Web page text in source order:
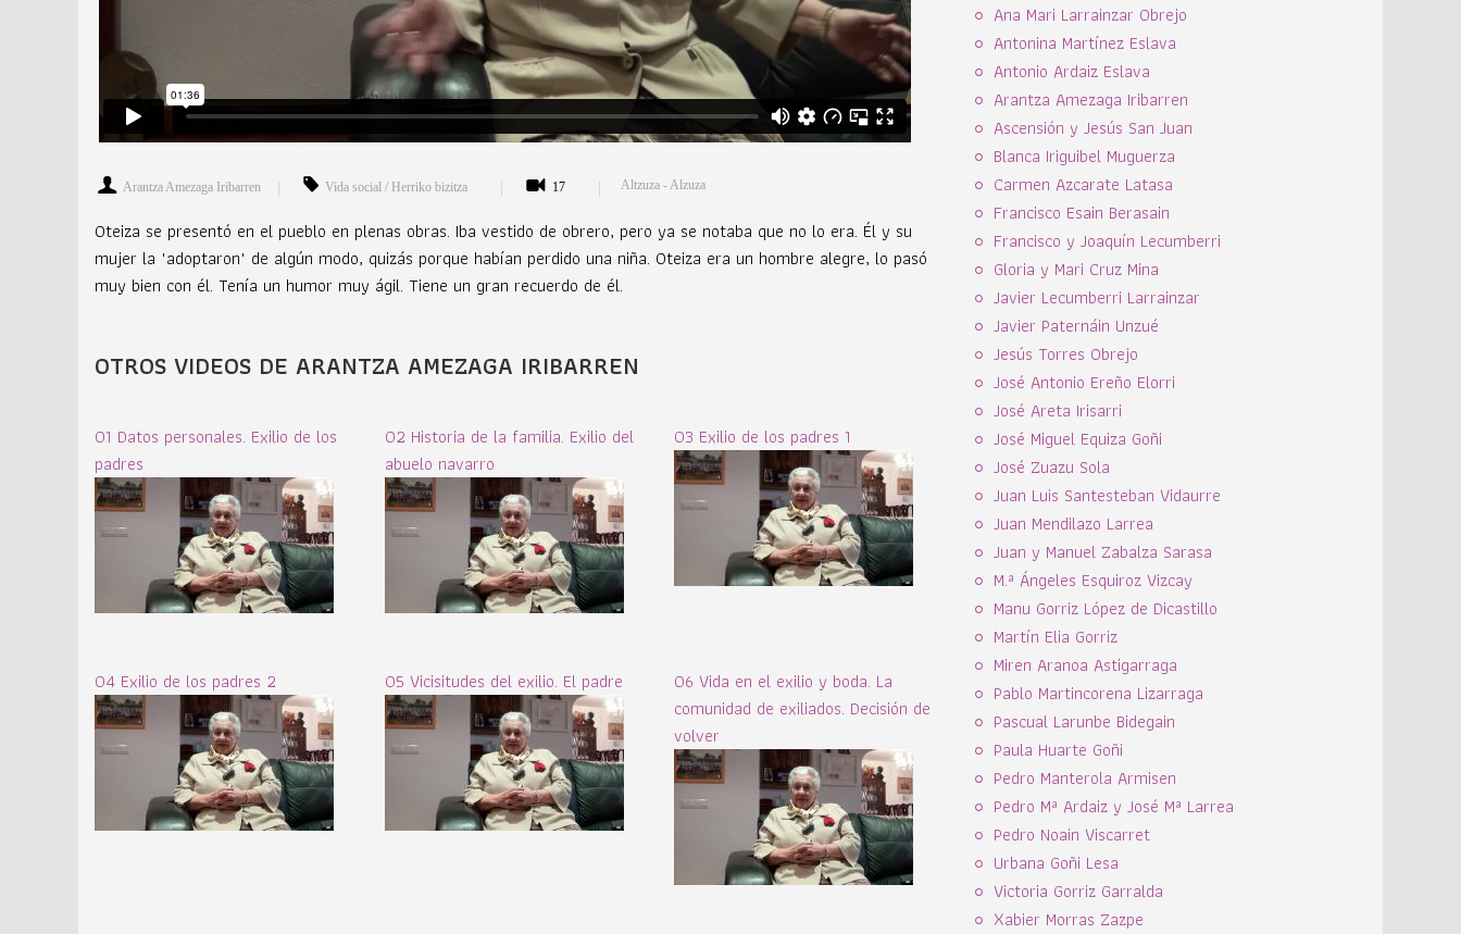
Arantza Amezaga Iribarren Vida social / Herriko bizitza 17 Altzuza - Alzuza
Oteiza se presentó en el pueblo en plenas obras. Iba vestido de obrero, pero ya se notaba que no lo era. Él y su
mujer la "adoptaron" de algún modo, quizás porque habían perdido una niña. Oteiza era un hombre alegre, lo pasó
muy bien con él. Tenía un humor muy ágil. Tiene un gran recuerdo de él.
OTROS VIDEOS DE ARANTZA AMEZAGA IRIBARREN
01 Datos personales. Exilio de los
padres
02 Historia de la familia. Exilio del
abuelo navarro
03 Exilio de los padres 1
04 Exilio de los padres 2 05 Vicisitudes del exilio. El padre
06 Vida en el exilio y boda. La
comunidad de exiliados. Decisión de
volver
Ana Mari Larrainzar Obrejo
Antonina Martínez Eslava
Antonio Ardaiz Eslava
Arantza Amezaga Iribarren
Ascensión y Jesús San Juan
Blanca Iriguibel Muguerza
Carmen Azcarate Latasa
Francisco Esain Berasain
Francisco y Joaquín Lecumberri
Gloria y Mari Cruz Mina
Javier Lecumberri Larrainzar
Javier Paternáin Unzué
Jesús Torres Obrejo
José Antonio Ereño Elorri
José Areta Irisarri
José Miguel Equiza Goñi
José Zuazu Sola
Juan Luis Santesteban Vidaurre
Juan Mendilazo Larrea
Juan y Manuel Zabalza Sarasa
M.ª Ángeles Esquiroz Vizcay
Manu Gorriz López de Dicastillo
Martín Elia Gorriz
Miren Aranoa Astigarraga
Pablo Martincorena Lizarraga
Pascual Larunbe Bidegain
Paula Huarte Goñi
Pedro Manterola Armisen
Pedro Mª Ardaiz y José Mª Larrea
Pedro Noain Viscarret
Urbana Goñi Lesa
Victoria Gorriz Garralda
Xabier Morras Zazpe